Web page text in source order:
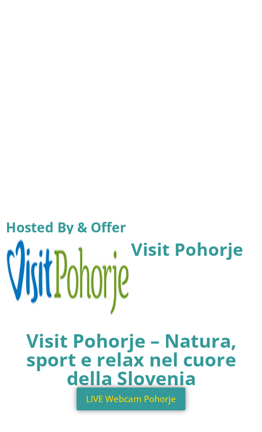
Hosted By & Offer
Visit Pohorje
Visit Pohorje – Natura,
sport e relax nel cuore
della Slovenia
LIVE Webcam Pohorje